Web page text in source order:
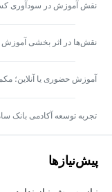
نقش آموزش در سودآوری
نقش‌ها در اثر بخشی آموزش
آموزش حضوری یا آنلاین؛
تجربه توسعه آکادمی بانک
پیش‌نیاز‌ها